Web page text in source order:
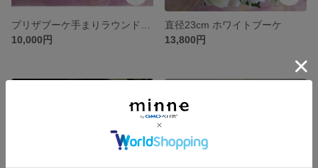
10,000円
直径23cm ホワイトブーケ
13,800円